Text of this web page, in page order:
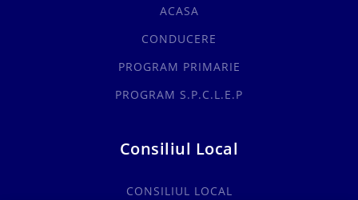
ACASA
CONDUCERE
PROGRAM PRIMARIE
PROGRAM S.P.C.L.E.P
Consiliul Local
CONSILIUL LOCAL